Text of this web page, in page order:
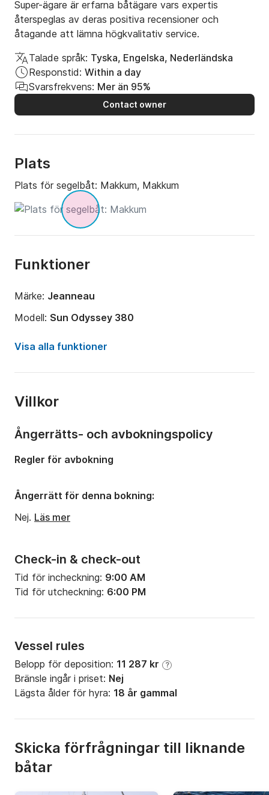
Super-ägare är erfarna båtägare vars expertis
återspeglas av deras positiva recensioner och
åtagande att lämna högkvalitativ service.
Talade språk: Tyska, Engelska, Nederländska
Responstid: Within a day
Svarsfrekvens: Mer än 95%
Contact owner
Plats
Plats för segelbåt: Makkum, Makkum
Funktioner
Märke: Jeanneau
Modell: Sun Odyssey 380
År:
Antal bäddar:
Antal badrum:
Djupgående:2.7m
Motorstyrka:
Visa alla funktioner
Villkor
Check-in & check-out
Tid för incheckning: 9:00 AM
Tid för utcheckning: 6:00 PM
Vessel rules
Belopp för deposition: 11 287 kr ?
Bränsle ingår i priset: Nej
Lägsta ålder för hyra: 18 år gammal
Ångerrätts- och avbokningspolicy
Regler för avbokning
Ångerrätt för denna bokning:
Nej. Läs mer
Skicka förfrågningar till liknande
båtar